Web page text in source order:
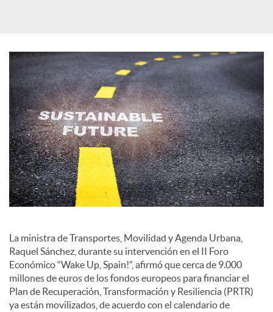
s
S
o
c
i
a
l
La ministra de Transportes, Movilidad y Agenda Urbana,
Raquel Sánchez, durante su intervención en el II Foro
Económico “Wake Up, Spain!”, afirmó que cerca de 9.000
millones de euros de los fondos europeos para financiar el
Plan de Recuperación, Transformación y Resiliencia (PRTR)
ya están movilizados, de acuerdo con el calendario de